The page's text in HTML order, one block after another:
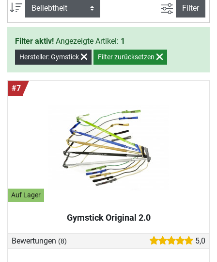
Sortierung
Ansicht
Filter
Filter aktiv! Angezeigte Artikel: 1
Hersteller: Gymstick Filter zurücksetzen
#7
Auf Lager
Gymstick Original 2.0
Bewertungen (8) 5,0